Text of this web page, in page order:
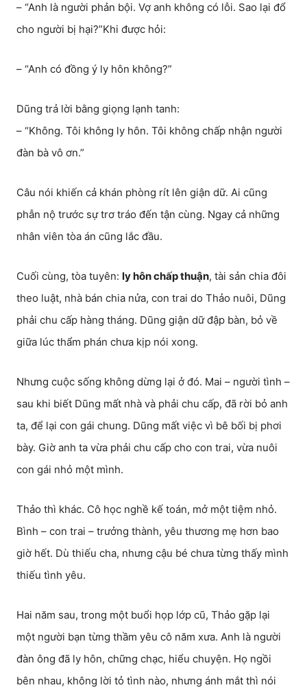
– “Anh là người phản bội. Vợ anh không có lỗi. Sao lại đổ
cho người bị hại?”Khi được hỏi:
– “Anh có đồng ý ly hôn không?”
Dũng trả lời bằng giọng lạnh tanh:
– “Không. Tôi không ly hôn. Tôi không chấp nhận người
đàn bà vô ơn.”
Câu nói khiến cả khán phòng rít lên giận dữ. Ai cũng
phẫn nộ trước sự trơ tráo đến tận cùng. Ngay cả những
nhân viên tòa án cũng lắc đầu.
Cuối cùng, tòa tuyên: ly hôn chấp thuận, tài sản chia đôi
theo luật, nhà bán chia nửa, con trai do Thảo nuôi, Dũng
phải chu cấp hàng tháng. Dũng giận dữ đập bàn, bỏ về
giữa lúc thẩm phán chưa kịp nói xong.
Nhưng cuộc sống không dừng lại ở đó. Mai – người tình –
sau khi biết Dũng mất nhà và phải chu cấp, đã rời bỏ anh
ta, để lại con gái chung. Dũng mất việc vì bê bối bị phơi
bày. Giờ anh ta vừa phải chu cấp cho con trai, vừa nuôi
con gái nhỏ một mình.
Thảo thì khác. Cô học nghề kế toán, mở một tiệm nhỏ.
Bình – con trai – trưởng thành, yêu thương mẹ hơn bao
giờ hết. Dù thiếu cha, nhưng cậu bé chưa từng thấy mình
thiếu tình yêu.
Hai năm sau, trong một buổi họp lớp cũ, Thảo gặp lại
một người bạn từng thầm yêu cô năm xưa. Anh là người
đàn ông đã ly hôn, chững chạc, hiểu chuyện. Họ ngồi
bên nhau, không lời tỏ tình nào, nhưng ánh mắt thì nói